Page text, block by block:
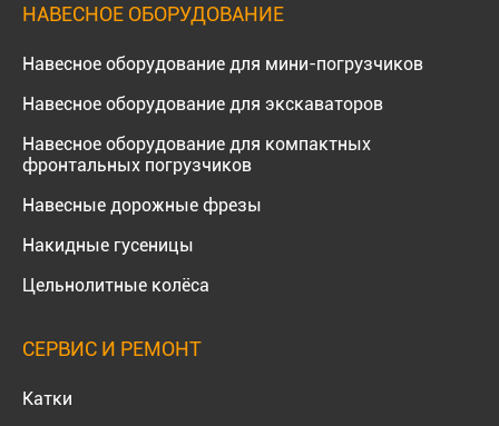
НАВЕСНОЕ ОБОРУДОВАНИЕ
Навесное оборудование для мини-погрузчиков
Навесное оборудование для экскаваторов
Навесное оборудование для компактных
фронтальных погрузчиков
Навесные дорожные фрезы
Накидные гусеницы
Цельнолитные колёса
СЕРВИС И РЕМОНТ
Катки